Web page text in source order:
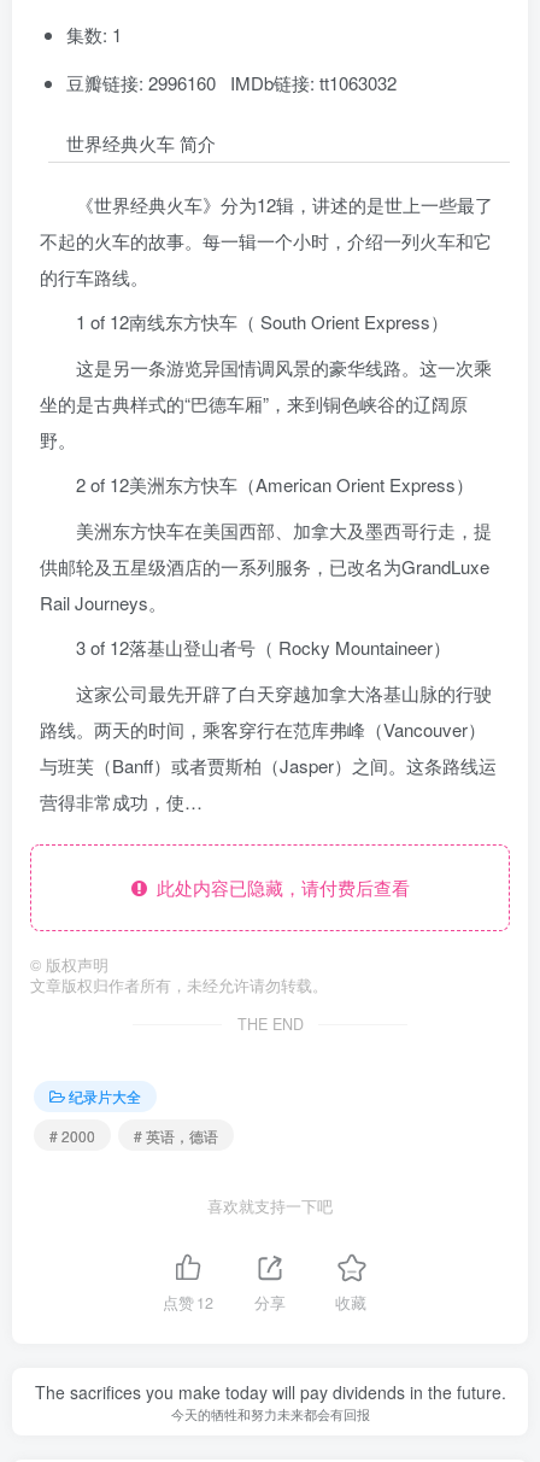
集数: 1
豆瓣链接: 2996160 IMDb链接: tt1063032
世界经典火车 简介
《世界经典火车》分为12辑，讲述的是世上一些最了
不起的火车的故事。每一辑一个小时，介绍一列火车和它
的行车路线。
1 of 12南线东方快车（ South Orient Express）
这是另一条游览异国情调风景的豪华线路。这一次乘
坐的是古典样式的“巴德车厢”，来到铜色峡谷的辽阔原
野。
2 of 12美洲东方快车（American Orient Express）
美洲东方快车在美国西部、加拿大及墨西哥行走，提
供邮轮及五星级酒店的一系列服务，已改名为GrandLuxe
Rail Journeys。
3 of 12落基山登山者号（ Rocky Mountaineer）
这家公司最先开辟了白天穿越加拿大洛基山脉的行驶
路线。两天的时间，乘客穿行在范库弗峰（Vancouver）
与班芙（Banff）或者贾斯柏（Jasper）之间。这条路线运
营得非常成功，使…
此处内容已隐藏，请付费后查看
© 版权声明
文章版权归作者所有，未经允许请勿转载。
THE END
纪录片大全
# 2000
# 英语，德语
喜欢就支持一下吧
点赞12 分享 收藏
The sacrifices you make today will pay dividends in the future.
今天的牺牲和努力未来都会有回报